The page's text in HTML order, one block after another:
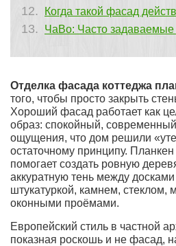
Когда такой фасад
ЧаВо: Часто
Отделка фасада коттеджа
того, чтобы просто закрыть
Хороший фасад работает как
образ: спокойный,
ощущения, что дом решили
остаточному принципу.
помогает создать ровную
аккуратную тень между
штукатуркой, камнем, стеклом,
оконными проёмами.
Европейский стиль в частной
показная роскошь и не фасад,